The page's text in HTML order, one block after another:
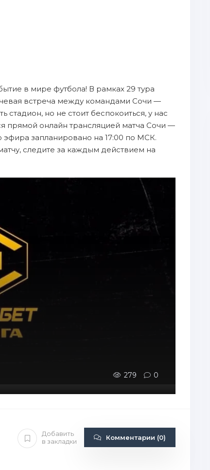
в мире футбола! В рамках 29 тура
встреча между командами Сочи —
но не стоит беспокоиться, у нас
прямой онлайн трансляцией матча Сочи —
эфира запланировано на 17:00 по МСК.
следите за каждым действием на
279 0
Добавить
в закладки
Комментарии (0)